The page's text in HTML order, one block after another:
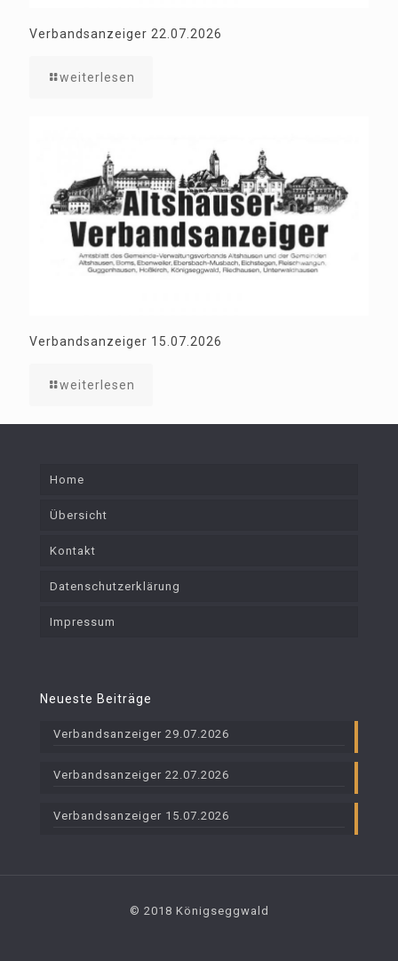
Verbandsanzeiger 22.07.2026
weiterlesen
Verbandsanzeiger 15.07.2026
weiterlesen
Home
Übersicht
Kontakt
Datenschutzerklärung
Impressum
Neueste Beiträge
Verbandsanzeiger 29.07.2026
Verbandsanzeiger 22.07.2026
Verbandsanzeiger 15.07.2026
© 2018 Königseggwald